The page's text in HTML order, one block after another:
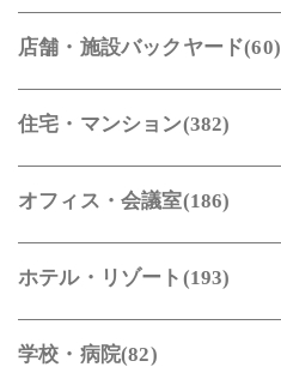
店舗・施設バックヤード(60)
住宅・マンション(382)
オフィス・会議室(186)
ホテル・リゾート(193)
学校・病院(82)